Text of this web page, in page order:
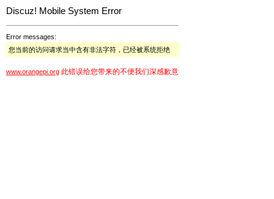
Discuz! Mobile System Error
Error messages:
您当前的访问请求当中含有非法字符，已经被系统拒绝
www.orangepi.org 此错误给您带来的不便我们深感歉意